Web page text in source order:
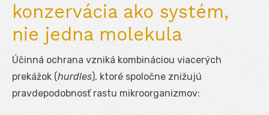
konzervácia ako systém,
nie jedna molekula
Účinná ochrana vzniká kombináciou viacerých
prekážok (hurdles), ktoré spoločne znižujú
pravdepodobnosť rastu mikroorganizmov: